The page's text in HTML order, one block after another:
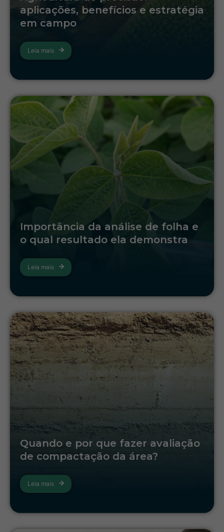
aplicações, benefícios e estratégia
em campo
Leia mais
Importância da análise de folha e
o qual resultado ela demonstra
Leia mais
Quando e por que fazer avaliação
de compactação da área?
Leia mais